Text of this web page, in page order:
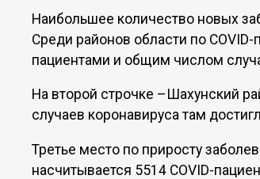
Наибольшее количество новых
Среди районов области по
пациентами и общим числом
На второй строчке –Шахунский
случаев коронавируса там
Третье место по приросту
насчитывается 5514 COVID-